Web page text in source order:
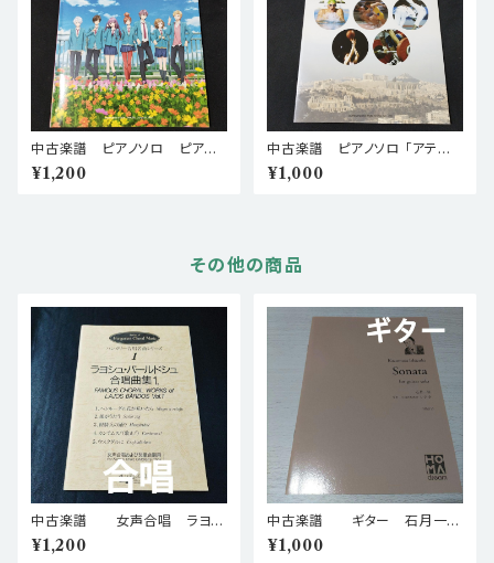
中古楽譜 ピアノソロ ピアノ
曲集 HoneyWorks監修 映画
「ずっと前から好きでした。~告白
¥1,200
中古楽譜 ピアノソロ 「アテネ」
テーマソング集 2004年発
行 棚BASEa2
¥1,000
その他の商品
中古楽譜 女声合唱 ラヨシ
ュ・バールドシュ合唱曲集1 棚
BASEa5
¥1,200
中古楽譜 ギター 石月一匡
ギターソロのための ソナタ
棚BASEa3
¥1,000